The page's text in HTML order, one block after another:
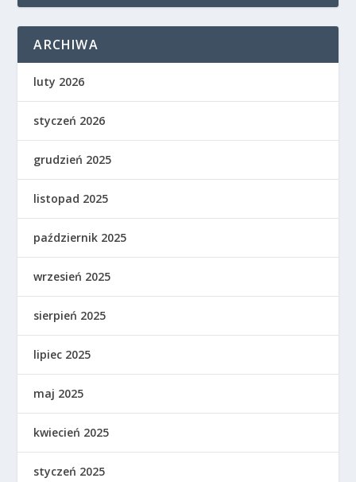
ARCHIWA
luty 2026
styczeń 2026
grudzień 2025
listopad 2025
październik 2025
wrzesień 2025
sierpień 2025
lipiec 2025
maj 2025
kwiecień 2025
styczeń 2025